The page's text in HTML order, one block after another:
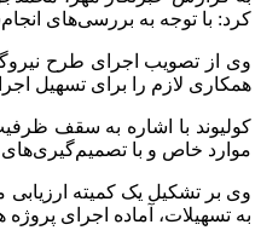
کرد: با توجه به بررسی‌های
همکاری لازم را برای تسهیل
موارد خاص و با تصمیم‌گیری‌های
وی بر تشکیل یک کمیته ارزیابی
به تسهیلات، آماده اجرای پروژه